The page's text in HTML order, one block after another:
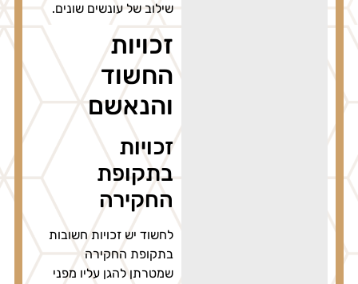
שילוב של עונשים שונים.
זכויות
החשוד
והנאשם
זכויות
בתקופת
החקירה
לחשוד יש זכויות חשובות
בתקופת החקירה
שמטרתן להגן עליו מפני